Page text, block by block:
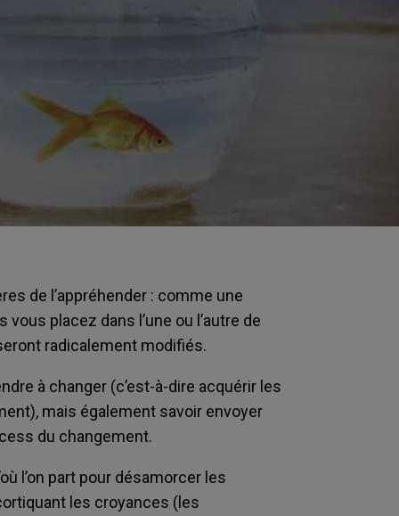
de l’appréhender : comme une
placez dans l’une ou l’autre de
radicalement modifiés.
à changer (c’est-à-dire acquérir les
mais également savoir envoyer
du changement.
l’on part pour désamorcer les
les croyances (les